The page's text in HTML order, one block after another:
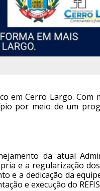
em Cerro Largo. Com
por meio de um
da atual
e a regularização
e a dedicação da
e execução do